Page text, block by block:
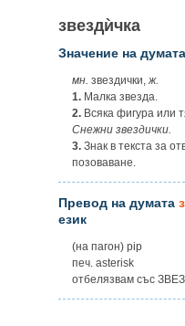
звездѝчка
Значение на думата
мн. звездички,ж.
1. Малка звезда.
2. Всяка фигура или
Снежни звездички.
3. Знак в текста за
позоваване.
Превод на думата
език
(на пагон) pip
печ. asterisk
отбелязвам със